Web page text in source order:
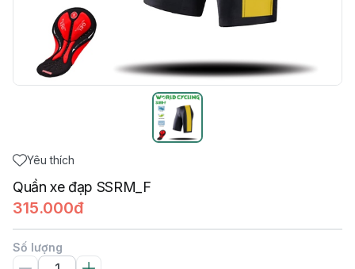
Yêu thích
Quần xe đạp SSRM_F
315.000đ
Số lượng